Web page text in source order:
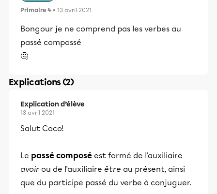
Primaire 4 • 13 avril 2021
Bongour je ne comprend pas les verbes au
passé compossé
🤔
Explications (2)
Explication d’élève
13 avril 2021
Salut Coco!
​​​Le passé composé est formé de l'auxiliaire
avoir ou de l'auxiliaire être au présent, ainsi
que du participe passé du verbe à conjuguer.